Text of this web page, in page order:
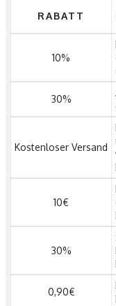
RABATT
10%
30%
Kostenloser Versand
10€
30%
0,90€